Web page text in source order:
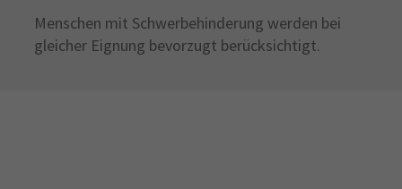
Menschen mit Schwerbehinderung werden bei
gleicher Eignung bevorzugt berücksichtigt.